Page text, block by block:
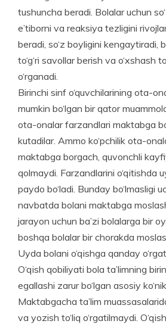
tushuncha beradi. Bolalar uchun
e’tiborni va reaksiya tezligini
beradi, so‘z boyligini kengaytiradi,
to‘g‘ri savollar berish va o‘xshash
o‘rganadi.
Birinchi sinf o‘quvchilarining ota-
mumkin bo‘lgan bir qator
ota-onalar farzandlari maktabga
kutadilar. Ammo ko‘pchilik ota-
maktabga borgach, quvonchli
qolmaydi. Farzandlarini o‘qitishda
paydo bo‘ladi. Bunday bo‘lmasligi
navbatda bolani maktabga
jarayon uchun ba’zi bolalarga bir
boshqa bolalar bir chorakda
Uyda bolani o‘qishga qanday
O‘qish qobiliyati bola ta’limning
egallashi zarur bo‘lgan asosiy
Maktabgacha ta’lim
va yozish to‘liq o‘rgatilmaydi.